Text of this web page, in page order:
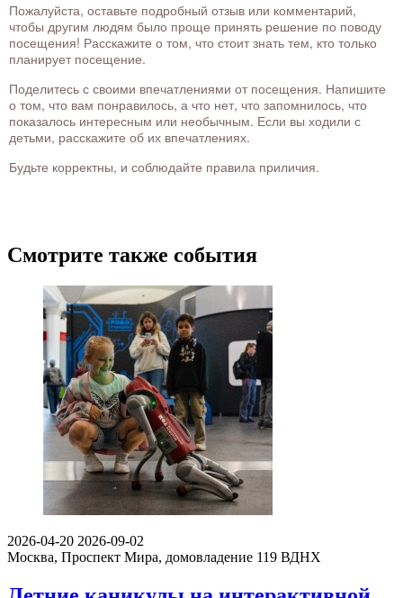
Пожалуйста, оставьте подробный отзыв или комментарий,
чтобы другим людям было проще принять решение по поводу
посещения! Расскажите о том, что стоит знать тем, кто только
планирует посещение.
Поделитесь с своими впечатлениями от посещения. Напишите
о том, что вам понравилось, а что нет, что запомнилось, что
показалось интересным или необычным. Если вы ходили с
детьми, расскажите об их впечатлениях.
Будьте корректны, и соблюдайте правила приличия.
Смотрите также события
2026-04-20 2026-09-02
Москва, Проспект Мира, домовладение 119 ВДНХ